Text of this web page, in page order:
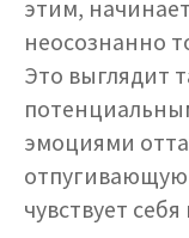
этим,
неосознанно
Это выглядит
эмоциями
чувствует